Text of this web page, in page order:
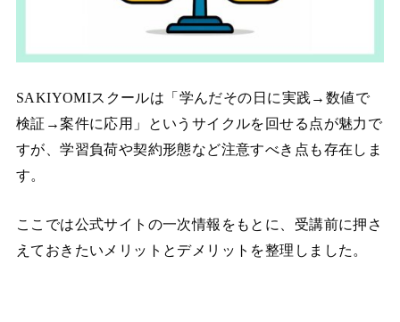
SAKIYOMIスクールは「学んだその日に実践→数値で
検証→案件に応用」というサイクルを回せる点が魅力で
すが、学習負荷や契約形態など注意すべき点も存在しま
す。
ここでは公式サイトの一次情報をもとに、受講前に押さ
えておきたいメリットとデメリットを整理しました。